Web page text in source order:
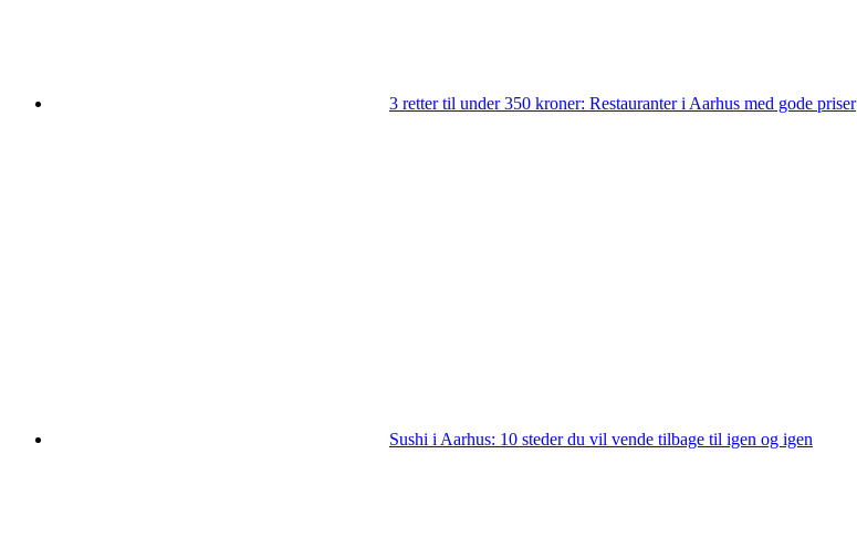
3 retter til under 350 kroner: Restauranter i Aarhus med gode priser
Sushi i Aarhus: 10 steder du vil vende tilbage til igen og igen